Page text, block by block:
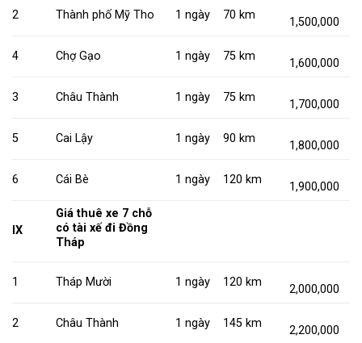
2 Thành phố Mỹ Tho 1 ngày 70 km
1,500,000
4 Chợ Gạo 1 ngày 75 km
1,600,000
3 Châu Thành 1 ngày 75 km
1,700,000
5 Cai Lậy 1 ngày 90 km
1,800,000
6 Cái Bè 1 ngày 120 km
1,900,000
IX
Giá thuê xe 7 chỗ
có tài xế đi Đồng
Tháp
1 Tháp Mười 1 ngày 120 km
2,000,000
2 Châu Thành 1 ngày 145 km
2,200,000